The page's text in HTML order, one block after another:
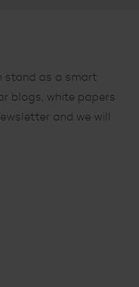
stand as a smart
blogs, white papers
and we will